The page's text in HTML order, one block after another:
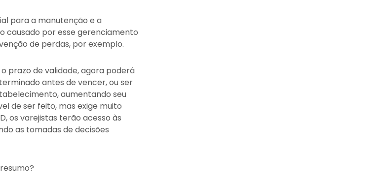
para a manutenção e a
causado por esse gerenciamento
de perdas, por exemplo.
prazo de validade, agora poderá
antes de vencer, ou ser
aumentando seu
de ser feito, mas exige muito
os varejistas terão acesso às
as tomadas de decisões